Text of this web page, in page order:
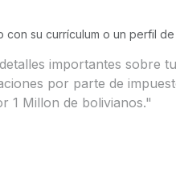
con su currículum o un perfil de